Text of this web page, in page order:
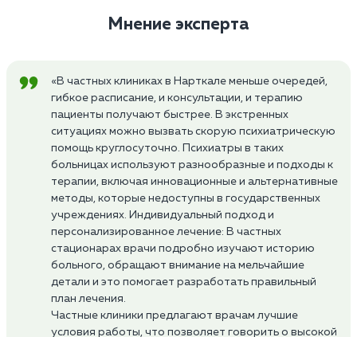
Мнение эксперта
«В частных клиниках в Нарткале меньше очередей,
гибкое расписание, и консультации, и терапию
пациенты получают быстрее. В экстренных
ситуациях можно вызвать скорую психиатрическую
помощь круглосуточно. Психиатры в таких
больницах используют разнообразные и подходы к
терапии, включая инновационные и альтернативные
методы, которые недоступны в государственных
учреждениях. Индивидуальный подход и
персонализированное лечение: В частных
стационарах врачи подробно изучают историю
больного, обращают внимание на мельчайшие
детали и это помогает разработать правильный
план лечения.
Частные клиники предлагают врачам лучшие
условия работы, что позволяет говорить о высокой